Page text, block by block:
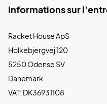
Informations sur
Racket House ApS
Holkebjergvej 120
5250 Odense SV
Danemark
VAT: DK36931108